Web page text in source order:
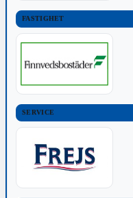
FASTIGHET
SERVICE